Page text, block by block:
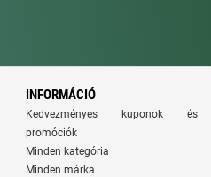
INFORMÁCIÓ
Kedvezményes kuponok és
promóciók
Minden kategória
Minden márka